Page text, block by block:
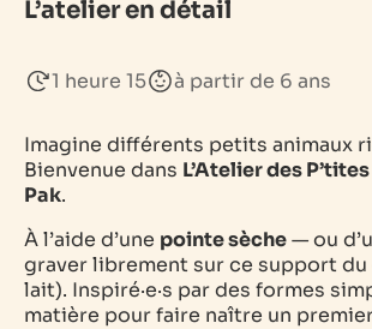
L’atelier en détail
1 heure 15 à partir de 6 ans
Imagine différents petits animaux
Bienvenue dans L’Atelier des
Pak.
À l’aide d’une pointe sèche— ou
graver librement sur ce support
lait). Inspiré·e·s par des formes
matière pour faire naître un